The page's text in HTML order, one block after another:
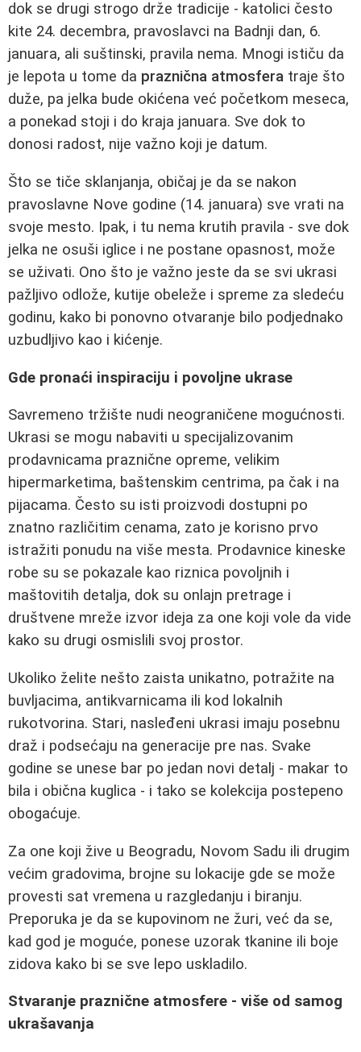
dok se drugi strogo drže tradicije - katolici često
kite 24. decembra, pravoslavci na Badnji dan, 6.
januara, ali suštinski, pravila nema. Mnogi ističu da
je lepota u tome da praznična atmosfera traje što
duže, pa jelka bude okićena već početkom meseca,
a ponekad stoji i do kraja januara. Sve dok to
donosi radost, nije važno koji je datum.
Što se tiče sklanjanja, običaj je da se nakon
pravoslavne Nove godine (14. januara) sve vrati na
svoje mesto. Ipak, i tu nema krutih pravila - sve dok
jelka ne osuši iglice i ne postane opasnost, može
se uživati. Ono što je važno jeste da se svi ukrasi
pažljivo odlože, kutije obeleže i spreme za sledeću
godinu, kako bi ponovno otvaranje bilo podjednako
uzbudljivo kao i kićenje.
Gde pronaći inspiraciju i povoljne ukrase
Savremeno tržište nudi neograničene mogućnosti.
Ukrasi se mogu nabaviti u specijalizovanim
prodavnicama praznične opreme, velikim
hipermarketima, baštenskim centrima, pa čak i na
pijacama. Često su isti proizvodi dostupni po
znatno različitim cenama, zato je korisno prvo
istražiti ponudu na više mesta. Prodavnice kineske
robe su se pokazale kao riznica povoljnih i
maštovitih detalja, dok su onlajn pretrage i
društvene mreže izvor ideja za one koji vole da vide
kako su drugi osmislili svoj prostor.
Ukoliko želite nešto zaista unikatno, potražite na
buvljacima, antikvarnicama ili kod lokalnih
rukotvorina. Stari, nasleđeni ukrasi imaju posebnu
draž i podsećaju na generacije pre nas. Svake
godine se unese bar po jedan novi detalj - makar to
bila i obična kuglica - i tako se kolekcija postepeno
obogaćuje.
Za one koji žive u Beogradu, Novom Sadu ili drugim
većim gradovima, brojne su lokacije gde se može
provesti sat vremena u razgledanju i biranju.
Preporuka je da se kupovinom ne žuri, već da se,
kad god je moguće, ponese uzorak tkanine ili boje
zidova kako bi se sve lepo uskladilo.
Stvaranje praznične atmosfere - više od samog
ukrašavanja